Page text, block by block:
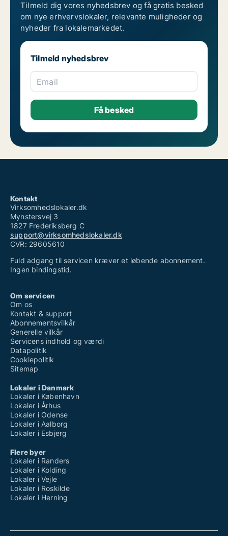
Tilmeld dig vores nyhedsbrev og få gratis besked
om nye erhvervslokaler, relevante muligheder og
nyheder fra lokalemarkedet.
Tilmeld nyhedsbrev
Email
Kontakt
Virksomhedslokaler.dk
Mynstersvej 3
1827 Frederiksberg C
support@virksomhedslokaler.dk
CVR: 29605610
Fuld adgang til servicen kræver et løbende abonnement.
Ingen bindingstid.
Om servicen
Om os
Kontakt & support
Abonnementsvilkår
Generelle vilkår
Servicens indhold og værdi
Datapolitik
Cookiepolitik
Sitemap
Lokaler i Danmark
Lokaler i København
Lokaler i Århus
Lokaler i Odense
Lokaler i Aalborg
Lokaler i Esbjerg
Flere byer
Lokaler i Randers
Lokaler i Kolding
Lokaler i Vejle
Lokaler i Roskilde
Lokaler i Herning